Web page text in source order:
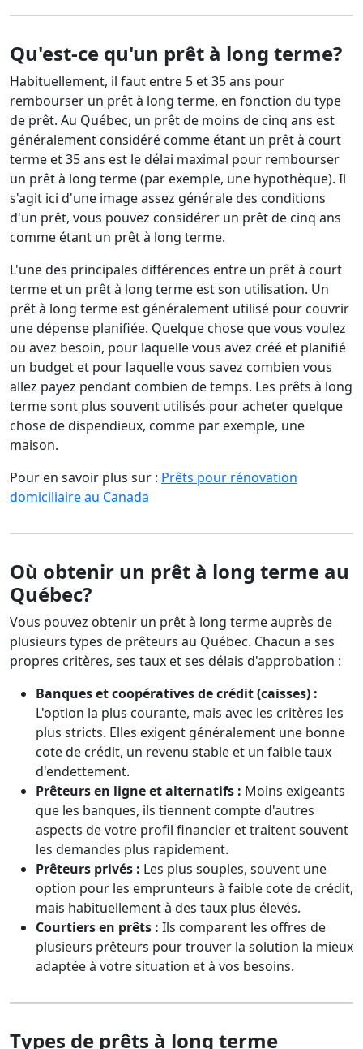
Qu'est-ce qu'un prêt à long terme?
Habituellement, il faut entre 5 et 35 ans pour
rembourser un prêt à long terme, en fonction du type
de prêt. Au Québec, un prêt de moins de cinq ans est
généralement considéré comme étant un prêt à court
terme et 35 ans est le délai maximal pour rembourser
un prêt à long terme (par exemple, une hypothèque). Il
s'agit ici d'une image assez générale des conditions
d'un prêt, vous pouvez considérer un prêt de cinq ans
comme étant un prêt à long terme.
L'une des principales différences entre un prêt à court
terme et un prêt à long terme est son utilisation. Un
prêt à long terme est généralement utilisé pour couvrir
une dépense planifiée. Quelque chose que vous voulez
ou avez besoin, pour laquelle vous avez créé et planifié
un budget et pour laquelle vous savez combien vous
allez payez pendant combien de temps. Les prêts à long
terme sont plus souvent utilisés pour acheter quelque
chose de dispendieux, comme par exemple, une
maison.
Pour en savoir plus sur : Prêts pour rénovation
domiciliaire au Canada
Où obtenir un prêt à long terme au
Québec?
Vous pouvez obtenir un prêt à long terme auprès de
plusieurs types de prêteurs au Québec. Chacun a ses
propres critères, ses taux et ses délais d'approbation :
Banques et coopératives de crédit (caisses) :
L'option la plus courante, mais avec les critères les
plus stricts. Elles exigent généralement une bonne
cote de crédit, un revenu stable et un faible taux
d'endettement.
Prêteurs en ligne et alternatifs : Moins exigeants
que les banques, ils tiennent compte d'autres
aspects de votre profil financier et traitent souvent
les demandes plus rapidement.
Prêteurs privés : Les plus souples, souvent une
option pour les emprunteurs à faible cote de crédit,
mais habituellement à des taux plus élevés.
Courtiers en prêts : Ils comparent les offres de
plusieurs prêteurs pour trouver la solution la mieux
adaptée à votre situation et à vos besoins.
Types de prêts à long terme